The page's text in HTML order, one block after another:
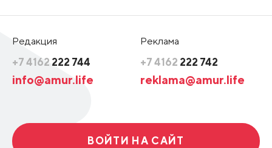
Редакция
+7 4162 222 744
info@amur.life
Реклама
+7 4162 222 742
reklama@amur.life
ВОЙТИ НА САЙТ